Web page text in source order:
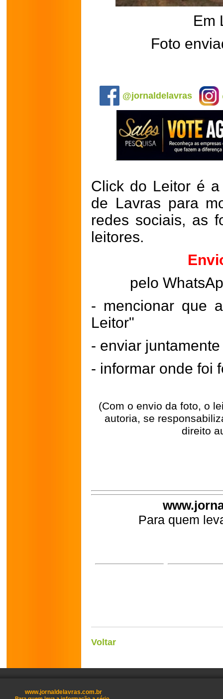
Em
Foto
@jornaldelavras
Click do Leitor é
de Lavras para
redes sociais, as
leitores.
pelo
- mencionar que
Leitor"
- enviar
- informar onde foi
(Com o envio da foto, o
autoria, se
direito
Para quem
Voltar
www.jornaldelavras.com.br